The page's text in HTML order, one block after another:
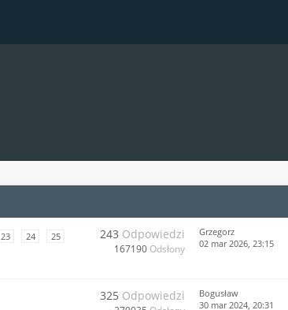
23 24 25 243 Odpowiedzi
167190 Odsłony
Grzegorz
02 mar 2026, 23:15
325 Odpowiedzi
Bogusław
30 mar 2024, 20:31